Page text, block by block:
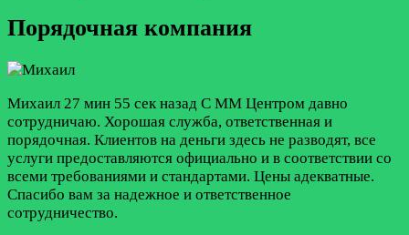
Порядочная компания
Михаил 27 мин 55 сек назад С ММ Центром давно
сотрудничаю. Хорошая служба, ответственная и
порядочная. Клиентов на деньги здесь не разводят, все
услуги предоставляются официально и в соответствии со
всеми требованиями и стандартами. Цены адекватные.
Спасибо вам за надежное и ответственное
сотрудничество.